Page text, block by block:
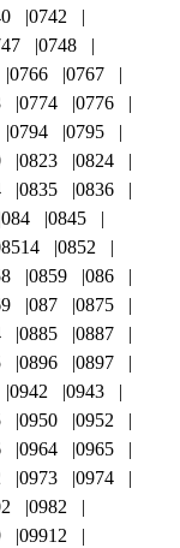
0742
0748
0766
0767
0774
0776
0794
0795
0823
0824
0835
0836
084
0845
0852
0859
086
087
0875
0885
0887
0896
0897
0942
0943
0950
0952
0964
0965
0973
0974
0982
09912